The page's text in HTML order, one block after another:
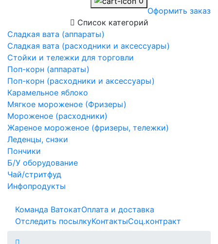
Оформить заказ
Список категорий
Сладкая вата (аппараты)
Сладкая вата (расходники и аксессуары)
Стойки и тележки для торговли
Поп-корн (аппараты)
Поп-корн (расходники и аксессуары)
Карамельное яблоко
Мягкое мороженое (Фризеры)
Мороженое (расходники)
Жареное мороженое (фризеры, тележки)
Леденцы, снэки
Пончики
Б/У оборудование
Чай/стритфуд
Инфопродукты
Команда ВатокатОплата и доставка
Отследить посылкуКонтактыСоц.контракт